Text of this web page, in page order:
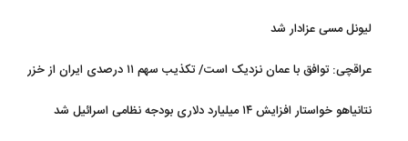
لیونل مسی عزادار شد
عراقچی: توافق با عمان نزدیک است/ تکذیب سهم ۱۱ درصدی ایران از خزر
نتانیاهو خواستار افزایش ۱۴ میلیارد دلاری بودجه نظامی اسرائیل شد